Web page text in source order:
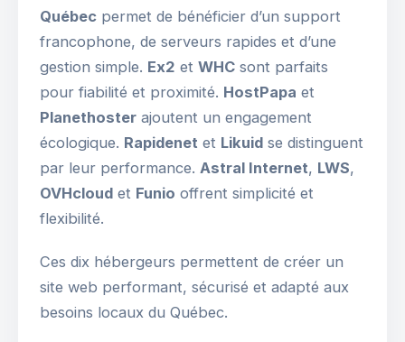
Québec permet de bénéficier d’un support
francophone, de serveurs rapides et d’une
gestion simple. Ex2 et WHC sont parfaits
pour fiabilité et proximité. HostPapa et
Planethoster ajoutent un engagement
écologique. Rapidenet et Likuid se distinguent
par leur performance. Astral Internet, LWS,
OVHcloud et Funio offrent simplicité et
flexibilité.
Ces dix hébergeurs permettent de créer un
site web performant, sécurisé et adapté aux
besoins locaux du Québec.